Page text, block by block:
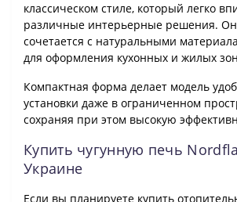
классическом стиле, который легко
различные интерьерные решения.
сочетается с натуральными
для оформления кухонных и жилых
Компактная форма делает модель
установки даже в ограниченном
сохраняя при этом высокую
Купить чугунную печь
Украине
Если вы планируете купить